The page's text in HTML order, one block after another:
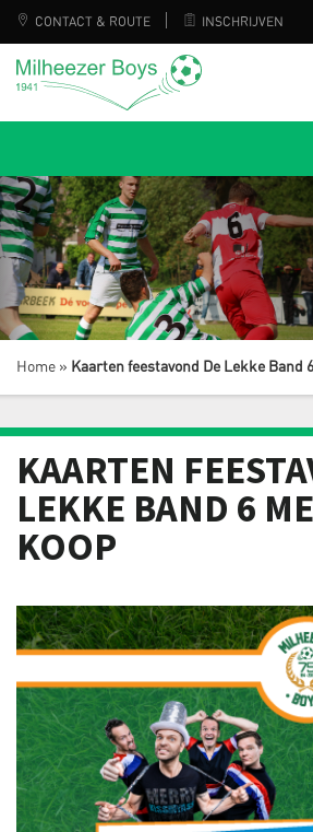
CONTACT & ROUTE INSCHRIJVEN
Home » Kaarten feestavond De Lekke Band
KAARTEN
LEKKE BAND 6
KOOP